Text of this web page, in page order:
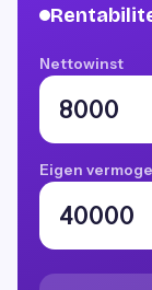
Nettowinst
Eigen